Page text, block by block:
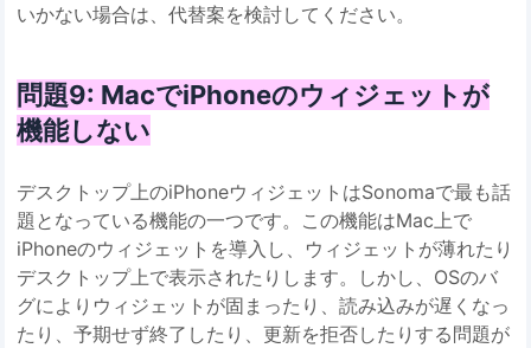
いかない場合は、代替案を検討してください。
問題9: MacでiPhoneのウィジェットが
機能しない
デスクトップ上のiPhoneウィジェットはSonomaで最も話
題となっている機能の一つです。この機能はMac上で
iPhoneのウィジェットを導入し、ウィジェットが薄れたり
デスクトップ上で表示されたりします。しかし、OSのバ
グによりウィジェットが固まったり、読み込みが遅くなっ
たり、予期せず終了したり、更新を拒否したりする問題が